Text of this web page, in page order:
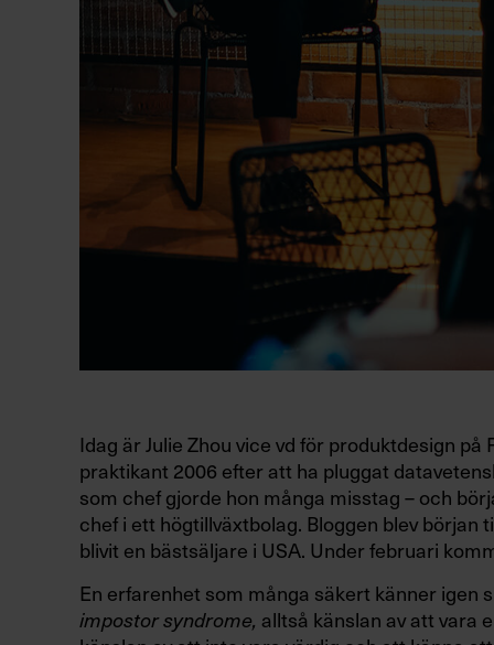
Idag är Julie Zhou vice vd för produktdesign
praktikant 2006 efter att ha pluggat
som chef gjorde hon många misstag – och
chef i ett högtillväxtbolag. Bloggen blev början
blivit en bästsäljare i USA. Under februari
En erfarenhet som många säkert känner igen
impostor syndrome, alltså känslan av att vara